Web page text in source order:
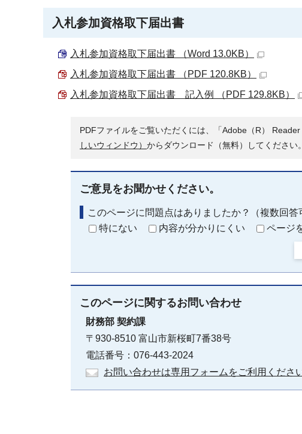
入札参加資格取下届出書
入札参加資格取下届出書 （Word 13.0KB）
入札参加資格取下届出書 （PDF 120.8KB）
入札参加資格取下届出書 記入例 （PDF 129.8KB）
PDFファイルをご覧いただくには、「Adobe（R）
しいウィンドウ） からダウンロード（無料）してください。
ご意見をお聞かせください。
このページに問題点はありましたか？（複数回答
特にない
内容が分かりにくい ページ
このページに関するお問い合わせ
財務部 契約課
〒930-8510 富山市新桜町7番38号
電話番号：076-443-2024
お問い合わせは専用フォームをご利用ください